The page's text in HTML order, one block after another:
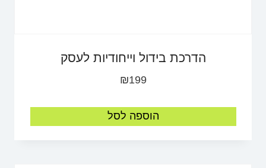
הדרכת בידול וייחודיות לעסק
₪199
הוספה לסל